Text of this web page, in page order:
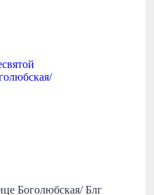
Боголюбская/ Блг